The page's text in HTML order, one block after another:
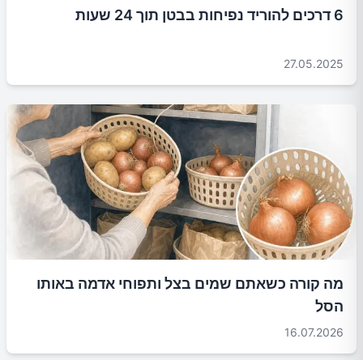
6 דרכים להוריד נפיחות בבטן תוך 24 שעות
27.05.2025
מה קורה כשאתם שמים בצל ותפוחי אדמה באותו
הסל
16.07.2026